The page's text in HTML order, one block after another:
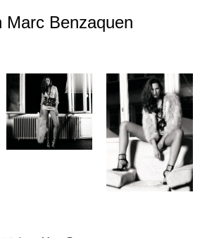
Marc Benzaquen